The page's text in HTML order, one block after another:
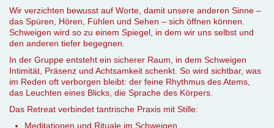
Wir verzichten bewusst auf Worte, damit unsere anderen Sinne –
das Spüren, Hören, Fühlen und Sehen – sich öffnen können.
Schweigen wird so zu einem Spiegel, in dem wir uns selbst und
den anderen tiefer begegnen.
In der Gruppe entsteht ein sicherer Raum, in dem Schweigen
Intimität, Präsenz und Achtsamkeit schenkt. So wird sichtbar, was
im Reden oft verborgen bleibt: der feine Rhythmus des Atems,
das Leuchten eines Blicks, die Sprache des Körpers.
Das Retreat verbindet tantrische Praxis mit Stille:
Meditationen und Rituale im Schweigen